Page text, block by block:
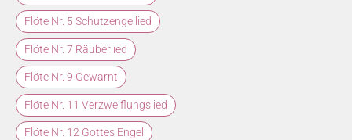
Flöte Nr. 5 Schutzengellied
Flöte Nr. 7 Räuberlied
Flöte Nr. 9 Gewarnt
Flöte Nr. 11 Verzweiflungslied
Flöte Nr. 12 Gottes Engel